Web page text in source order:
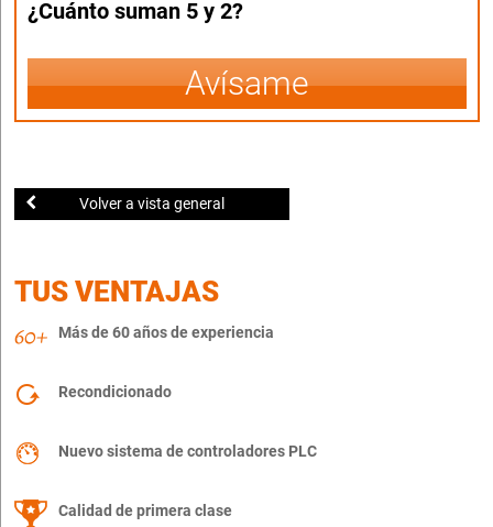
¿Cuánto suman 5 y 2?
Avísame
Volver a vista general
TUS VENTAJAS
Más de 60 años de experiencia
Recondicionado
Nuevo sistema de controladores PLC
Calidad de primera clase